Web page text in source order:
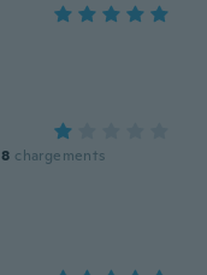
8 chargements